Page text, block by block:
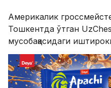
Америкалик
Тошкентда ўтган
мусобақасидаги